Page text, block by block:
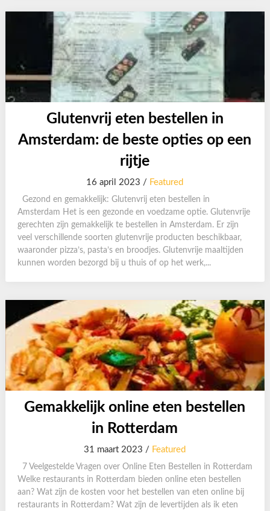
Glutenvrij eten bestellen in
Amsterdam: de beste opties op een
rijtje
16 april 2023 / Featured
Gezond en gemakkelijk: Glutenvrij eten bestellen in
Amsterdam Het is een gezonde en voedzame optie. Glutenvrije
gerechten zijn gemakkelijk te bestellen in Amsterdam. Er zijn
veel verschillende soorten glutenvrije producten beschikbaar,
waaronder pizza’s, pasta’s en broodjes. Glutenvrije maaltijden
kunnen worden bezorgd bij u thuis of op het werk,...
Gemakkelijk online eten bestellen
in Rotterdam
31 maart 2023 / Featured
7 Veelgestelde Vragen over Online Eten Bestellen in Rotterdam
Welke restaurants in Rotterdam bieden online eten bestellen
aan? Wat zijn de kosten voor het bestellen van eten online bij
restaurants in Rotterdam? Wat zijn de levertijden als ik eten